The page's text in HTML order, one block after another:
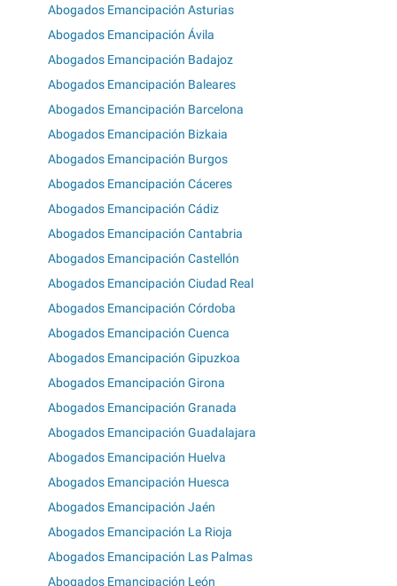
Abogados Emancipación Asturias
Abogados Emancipación Ávila
Abogados Emancipación Badajoz
Abogados Emancipación Baleares
Abogados Emancipación Barcelona
Abogados Emancipación Bizkaia
Abogados Emancipación Burgos
Abogados Emancipación Cáceres
Abogados Emancipación Cádiz
Abogados Emancipación Cantabria
Abogados Emancipación Castellón
Abogados Emancipación Ciudad Real
Abogados Emancipación Córdoba
Abogados Emancipación Cuenca
Abogados Emancipación Gipuzkoa
Abogados Emancipación Girona
Abogados Emancipación Granada
Abogados Emancipación Guadalajara
Abogados Emancipación Huelva
Abogados Emancipación Huesca
Abogados Emancipación Jaén
Abogados Emancipación La Rioja
Abogados Emancipación Las Palmas
Abogados Emancipación León